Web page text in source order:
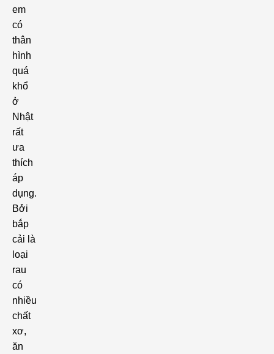
em
có
thân
hình
quá
khổ
ở
Nhật
rất
ưa
thích
áp
dụng.
Bởi
bắp
cải là
loại
rau
có
nhiều
chất
xơ,
ăn